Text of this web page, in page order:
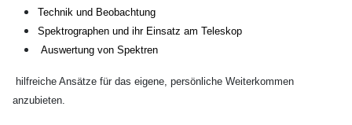
Technik und Beobachtung
Spektrographen und ihr Einsatz am Teleskop
Auswertung von Spektren
hilfreiche Ansätze für das eigene, persönliche Weiterkommen
anzubieten.